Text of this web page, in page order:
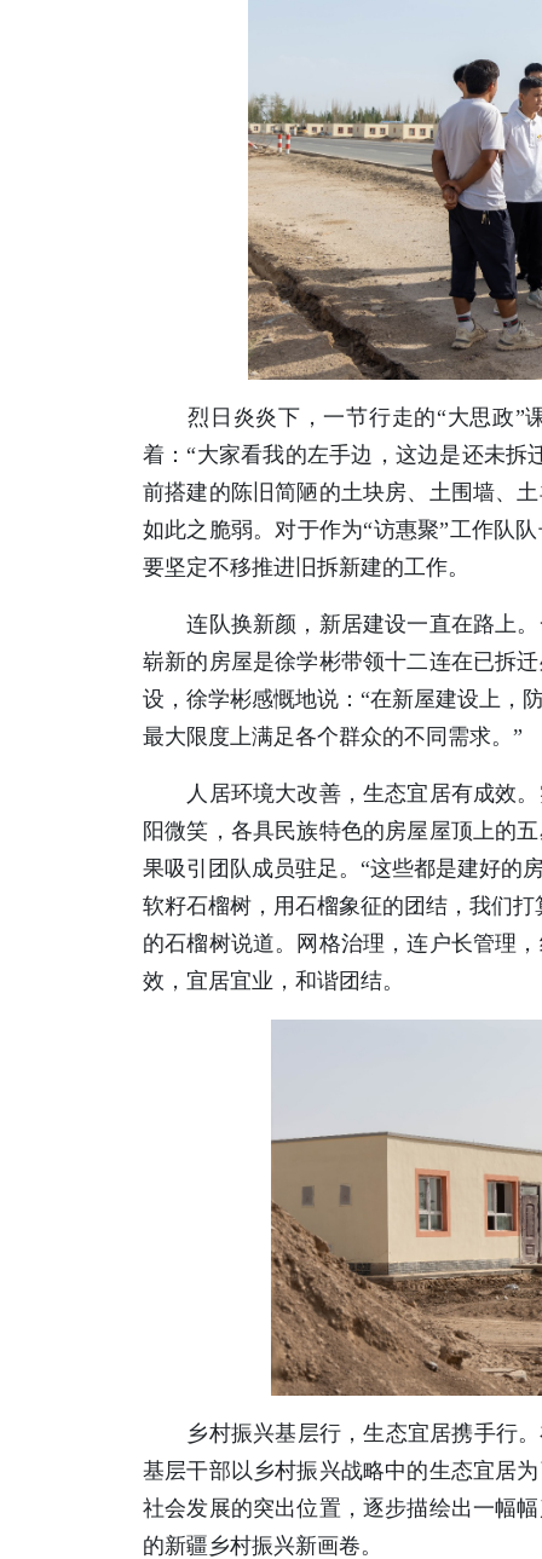
烈日炎炎下，一节行走的“大思政”
着：“大家看我的左手边，这边是还未拆
前搭建的陈旧简陋的土块房、土围墙、
如此之脆弱。对于作为“访惠聚”工作队
要坚定不移推进旧拆新建的工作。
连队换新颜，新居建设一直在路上。
崭新的房屋是徐学彬带领十二连在已拆
设，徐学彬感慨地说：“在新屋建设上，
最大限度上满足各个群众的不同需求。”
人居环境大改善，生态宜居有成效。
阳微笑，各具民族特色的房屋屋顶上的
果吸引团队成员驻足。“这些都是建好的
软籽石榴树，用石榴象征的团结，我们
的石榴树说道。网格治理，连户长管理
效，宜居宜业，和谐团结。
乡村振兴基层行，生态宜居携手行。
基层干部以乡村振兴战略中的生态宜居
社会发展的突出位置，逐步描绘出一幅
的新疆乡村振兴新画卷。